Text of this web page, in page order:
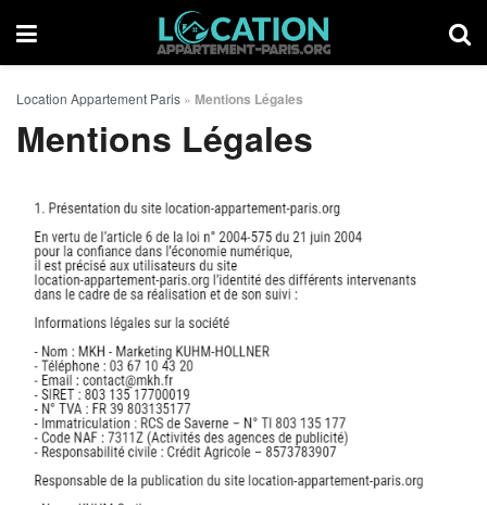
Location Appartement Paris » Mentions Légales
Mentions Légales